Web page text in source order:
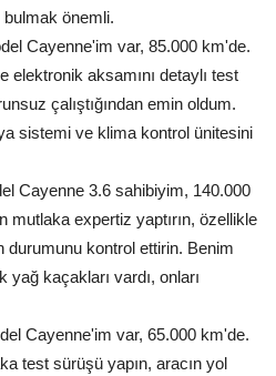
bulmak önemli.
Cayenne'im var, 85.000 km'de.
elektronik aksamını detaylı test
çalıştığından emin oldum.
sistemi ve klima kontrol ünitesini
Cayenne 3.6 sahibiyim, 140.000
mutlaka expertiz yaptırın, özellikle
durumunu kontrol ettirin. Benim
yağ kaçakları vardı, onları
Cayenne'im var, 65.000 km'de.
test sürüşü yapın, aracın yol